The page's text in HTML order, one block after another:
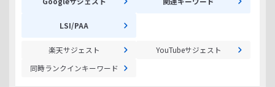
LSI/PAA
楽天サジェスト
YouTubeサジェスト
同時ランクインキーワード